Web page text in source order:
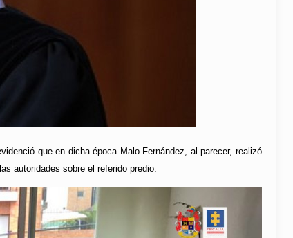
que en dicha época Malo Fernández, al parecer, realizó
autoridades sobre el referido predio.